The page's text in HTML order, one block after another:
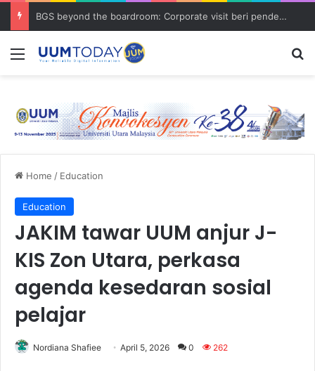
BGS beyond the boardroom: Corporate visit beri pendedahan dunia korporat kepada PELAJAR UUM
Menu
Home / Education
Education
JAKIM tawar UUM anjur J-
KIS Zon Utara, perkasa
agenda kesedaran sosial
pelajar
Nordiana Shafiee April 5, 2026 0 262